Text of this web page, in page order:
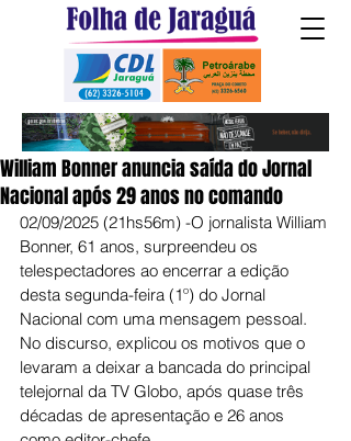
William Bonner anuncia saída do Jornal
Nacional após 29 anos no comando
02/09/2025 (21hs56m) -O jornalista William
Bonner, 61 anos, surpreendeu os
telespectadores ao encerrar a edição
desta segunda-feira (1º) do Jornal
Nacional com uma mensagem pessoal.
No discurso, explicou os motivos que o
levaram a deixar a bancada do principal
telejornal da TV Globo, após quase três
décadas de apresentação e 26 anos